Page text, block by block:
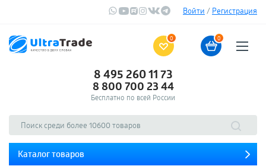
Войти / Регистрация
0 0
8 495 260 11 73
8 800 700 23 44
Бесплатно по всей России
Каталог товаров